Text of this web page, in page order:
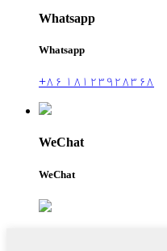
Whatsapp
Whatsapp
+۸۶ ۱۸۱۲۳۹۲۸۳۶۸
WeChat
WeChat